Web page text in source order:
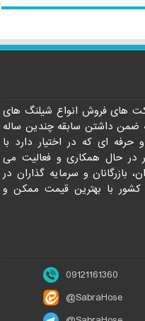
های فروش انواع شیلنگ های
ضمن داشتن سابقه چندین ساله
ای که در اختیار دارد با
در حال همکاری و فعالیت می
بازرگانان و سرمایه گذاران در
با بهترین قیمت ممکن و
09121161360
@SabraHose